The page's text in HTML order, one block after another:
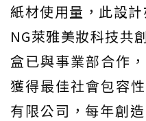
紙材使用量，此設
NG萊雅美妝科技共
盒已與事業部合作
獲得最佳社會包容
有限公司，每年創